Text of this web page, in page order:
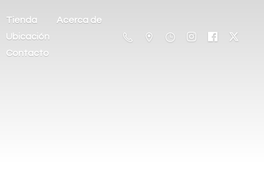
Tienda
Acerca de
Ubicación
Contacto